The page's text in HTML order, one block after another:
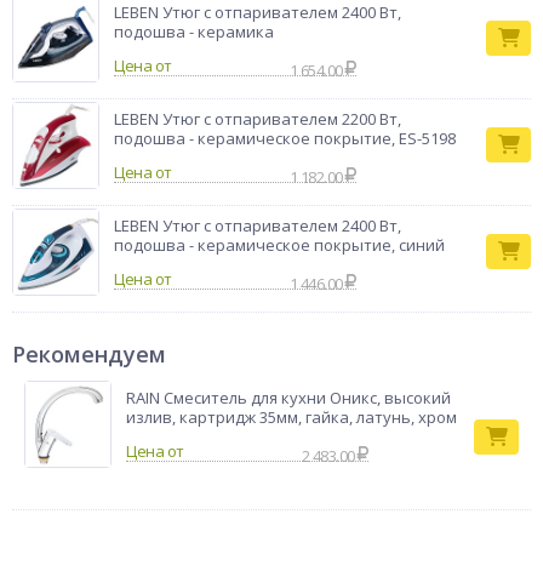
LEBEN Утюг с отпаривателем 2400 Вт,
подошва - керамика
Цена от
1 654.00
LEBEN Утюг с отпаривателем 2200 Вт,
подошва - керамическое покрытие, ES-5198
Цена от
1 182.00
LEBEN Утюг с отпаривателем 2400 Вт,
подошва - керамическое покрытие, синий
Цена от
1 446.00
Рекомендуем
RAIN Смеситель для кухни Оникс, высокий
излив, картридж 35мм, гайка, латунь, хром
2 483.00